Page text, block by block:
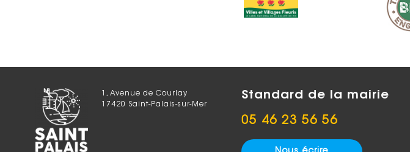
1, Avenue de Courlay
17420 Saint-Palais-sur-Mer
Standard de la mairie
05 46 23 56 56